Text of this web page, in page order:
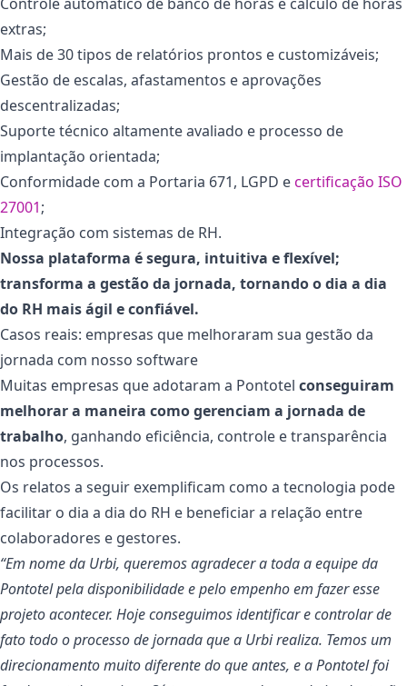
extras;
Mais de 30 tipos de relatórios prontos e customizáveis;
Gestão de escalas, afastamentos e aprovações
descentralizadas;
Suporte técnico altamente avaliado e processo de
implantação orientada;
Conformidade com a Portaria 671, LGPD ecertificação ISO
27001;
Integração com sistemas de RH.
Nossa plataforma é segura, intuitiva e flexível;
transforma a gestão da jornada, tornando o dia a dia
do RH mais ágil e confiável.
Casos reais: empresas que melhoraram sua gestão da
jornada com nosso software
Muitas empresas que adotaram a Pontotel conseguiram
melhorar a maneira como gerenciam a jornada de
trabalho, ganhando eficiência, controle e transparência
nos processos.
Os relatos a seguir exemplificam como a tecnologia pode
facilitar o dia a dia do RH e beneficiar a relação entre
colaboradores e gestores.
“Em nome da Urbi, queremos agradecer a toda a equipe da
Pontotel pela disponibilidade e pelo empenho em fazer esse
projeto acontecer. Hoje conseguimos identificar e controlar de
fato todo o processo de jornada que a Urbi realiza. Temos um
direcionamento muito diferente do que antes, e a Pontotel foi